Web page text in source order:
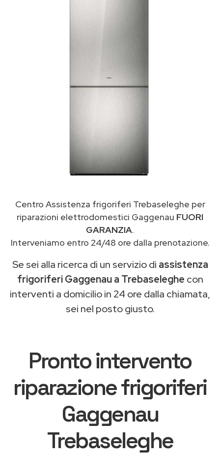
Centro Assistenza frigoriferi Trebaseleghe per
riparazioni elettrodomestici Gaggenau FUORI
GARANZIA.
Interveniamo entro 24/48 ore dalla prenotazione.
Se sei alla ricerca di un servizio di assistenza
frigoriferi Gaggenau a Trebaseleghe con
interventi a domicilio in 24 ore dalla chiamata,
sei nel posto giusto.
Pronto intervento
riparazione frigoriferi
Gaggenau
Trebaseleghe